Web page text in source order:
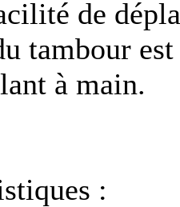
de
tambour
à main.
: